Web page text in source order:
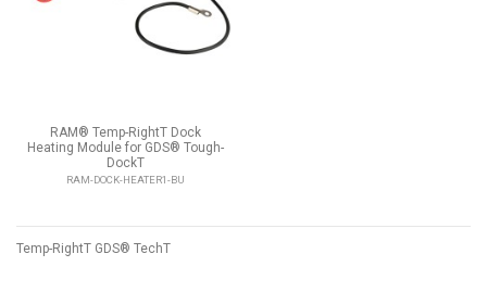
RAM® Temp-RightT Dock
Heating Module for GDS® Tough-
DockT
RAM-DOCK-HEATER1-BU
Temp-RightT GDS® TechT